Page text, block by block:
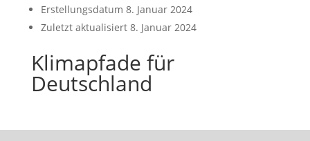
Erstellungsdatum 8. Januar 2024
Zuletzt aktualisiert 8. Januar 2024
Klimapfade für
Deutschland